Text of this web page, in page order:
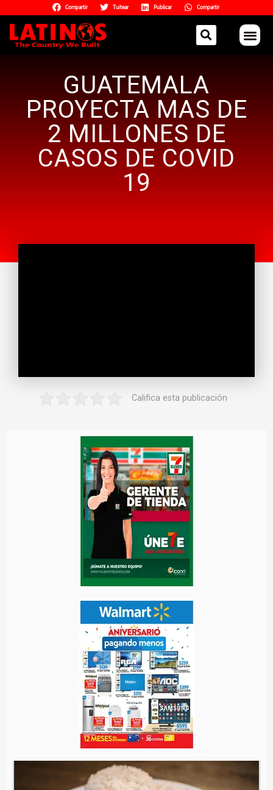
Compartir Tuitear Publicar Compartir
GUATEMALA
PROYECTA MAS DE
2 MILLONES DE
CASOS DE COVID
19
Califica esta publicación